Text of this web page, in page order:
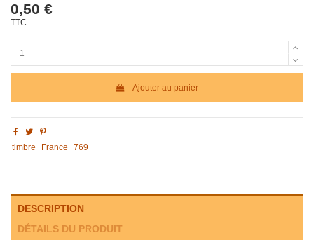
0,50 €
TTC
Ajouter au panier
timbre France 769
DESCRIPTION
DÉTAILS DU PRODUIT